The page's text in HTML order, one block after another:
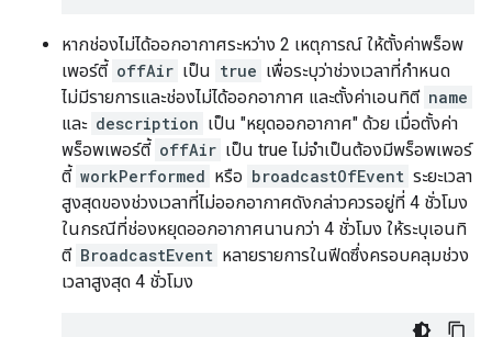
หากช่องไม่ได้ออกอากาศระหว่าง 2 เหตุการณ์ ให้ตั้งค่าพร็อพ
เพอร์ตี้ offAir เป็น true เพื่อระบุว่าช่วงเวลาที่กำหนด
ไม่มีรายการและช่องไม่ได้ออกอากาศ และตั้งค่าเอนทิตี name
และ description เป็น "หยุดออกอากาศ" ด้วย เมื่อตั้งค่า
พร็อพเพอร์ตี้ offAir เป็น true ไม่จำเป็นต้องมีพร็อพเพอร์
ตี้ workPerformed หรือ broadcastOfEvent ระยะเวลา
สูงสุดของช่วงเวลาที่ไม่ออกอากาศดังกล่าวควรอยู่ที่ 4 ชั่วโมง
ในกรณีที่ช่องหยุดออกอากาศนานกว่า 4 ชั่วโมง ให้ระบุเอนทิ
ตี BroadcastEvent หลายรายการในฟีดซึ่งครอบคลุมช่วง
เวลาสูงสุด 4 ชั่วโมง